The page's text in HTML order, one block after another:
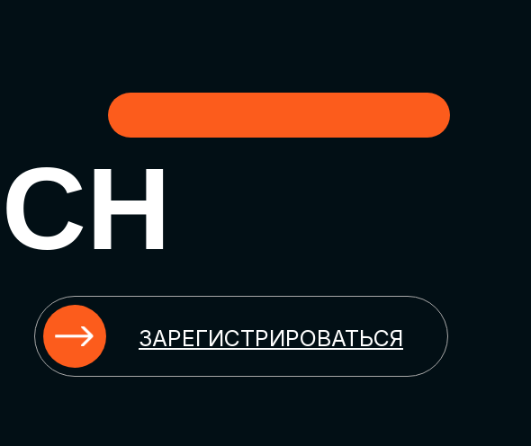
ЗАРЕГИСТРИРОВАТЬСЯ